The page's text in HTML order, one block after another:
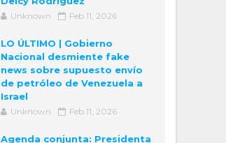
Unknown Feb 11, 2026
LO ÚLTIMO | Gobierno
Nacional desmiente fake
news sobre supuesto envío
de petróleo de Venezuela a
Israel
Unknown Feb 11, 2026
Agenda conjunta: Presidenta